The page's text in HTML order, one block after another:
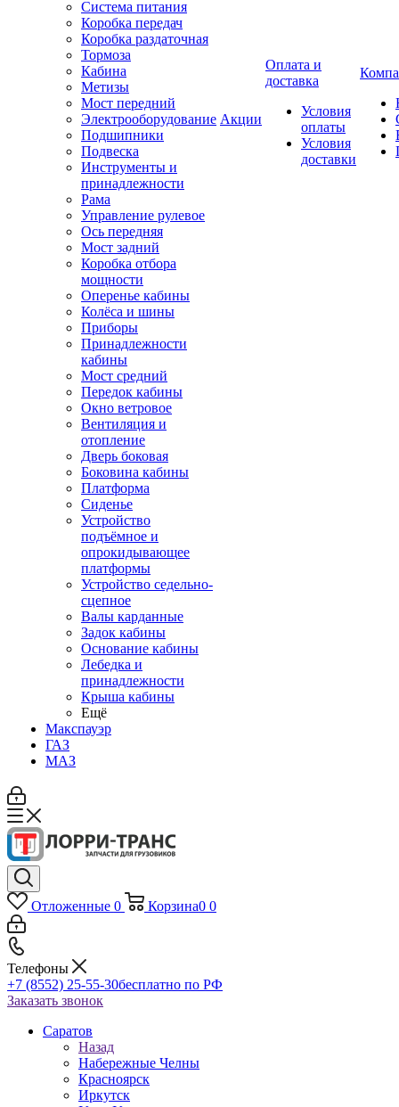
Система питания
Коробка передач
Коробка раздаточная
Тормоза
Кабина
Метизы
Мост передний
Электрооборудование
Подшипники
Подвеска
Инструменты и
принадлежности
Рама
Управление рулевое
Ось передняя
Мост задний
Коробка отбора
мощности
Оперенье кабины
Колёса и шины
Приборы
Принадлежности
кабины
Мост средний
Передок кабины
Окно ветровое
Вентиляция и
отопление
Дверь боковая
Боковина кабины
Платформа
Сиденье
Устройство
подъёмное и
опрокидывающее
платформы
Устройство седельно-
сцепное
Валы карданные
Задок кабины
Основание кабины
Лебедка и
принадлежности
Крыша кабины
Ещё
Макспауэр
ГАЗ
МАЗ
Акции
Оплата и
доставка
Условия
оплаты
Условия
доставки
Отложенные 0 Корзина0 0
Телефоны
+7 (8552) 25-55-30бесплатно по РФ
Заказать звонок
Саратов
Назад
Набережные Челны
Красноярск
Иркутск